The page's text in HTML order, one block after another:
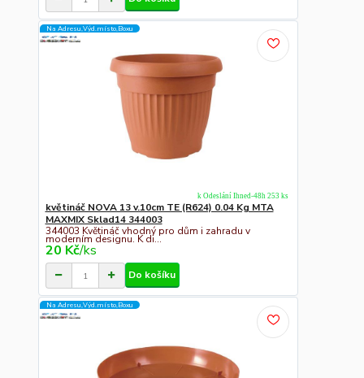
Na Adresu,Výd.místo,Boxu
květináč NOVA 13 v.10cm TE (R624) 0.04 Kg MTA
MAXMIX Sklad14 344003
344003 Květináč vhodný pro dům i zahradu v
moderním designu. K di...
20 Kč/ks
k Odeslání Ihned-48h 253 ks
Do košíku
Na Adresu,Výd.místo,Boxu